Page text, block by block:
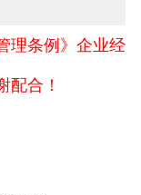
理条例》企业经
配合！